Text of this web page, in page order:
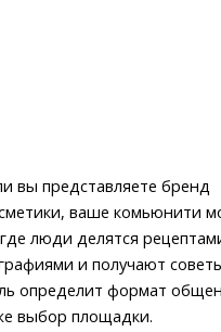
вы представляете бренд
ваше комьюнити
люди делятся
и получают
определит формат
выбор площадки.